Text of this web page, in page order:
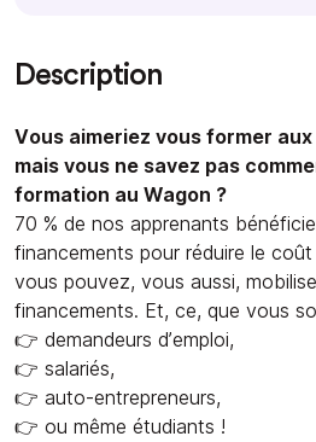
Description
Vous aimeriez vous former
mais vous ne savez pas
formation au Wagon ?
70 % de nos apprenants
financements pour réduire le
vous pouvez, vous aussi,
financements. Et, ce, que vous
👉 demandeurs d’emploi,
👉 salariés,
👉 auto-entrepreneurs,
👉 ou même étudiants !